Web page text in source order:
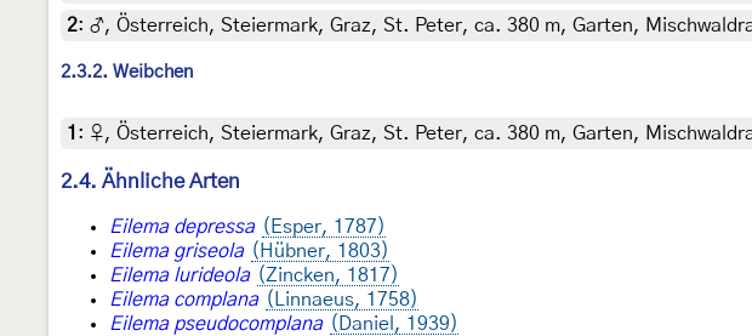
2: ♂, Österreich, Steiermark, Graz, St. Peter, ca. 380 m, Garten,
2.3.2. Weibchen
1 : ♀, Österreich, Steiermark, Graz, St. Peter, ca. 380 m, Garten,
2.4. Ähnliche Arten
Eilema depressa (Esper, 1787)
Eilema griseola (Hübner, 1803)
Eilema lurideola (Zincken, 1817)
Eilema complana (Linnaeus, 1758)
Eilema pseudocomplana (Daniel, 1939)